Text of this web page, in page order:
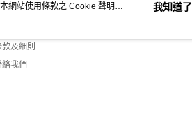
戶服務
款及細則
絡我們
網站使用條款之 Cookie 聲明使
我知道了